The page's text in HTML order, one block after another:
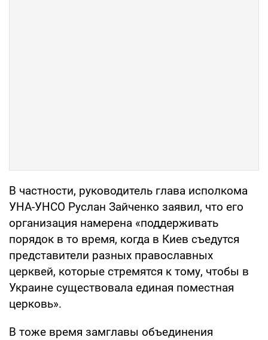
В частности, руководитель глава исполкома
УНА-УНСО Руслан Зайченко заявил, что его
организация намерена «поддерживать
порядок в то время, когда в Киев съедутся
представители разных православных
церквей, которые стремятся к тому, чтобы в
Украине существовала единая поместная
церковь».
В тоже время замглавы объединения